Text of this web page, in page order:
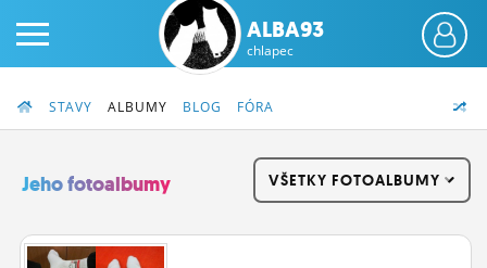
ALBA93
chlapec
STAVY ALBUMY BLOG FÓRA
Jeho fotoalbumy VŠETKY FOTOALBUMY